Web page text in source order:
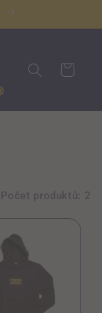
Košík
Počet produktů: 2